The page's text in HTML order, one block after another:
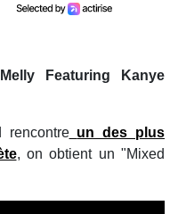
Featuring Kanye
rencontre un des plus
, on obtient un "Mixed